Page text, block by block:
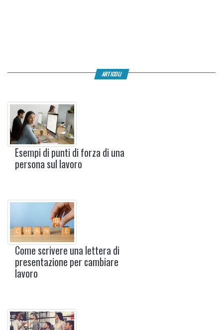
ARTICOLI
Esempi di punti di forza di una
persona sul lavoro
Come scrivere una lettera di
presentazione per cambiare
lavoro